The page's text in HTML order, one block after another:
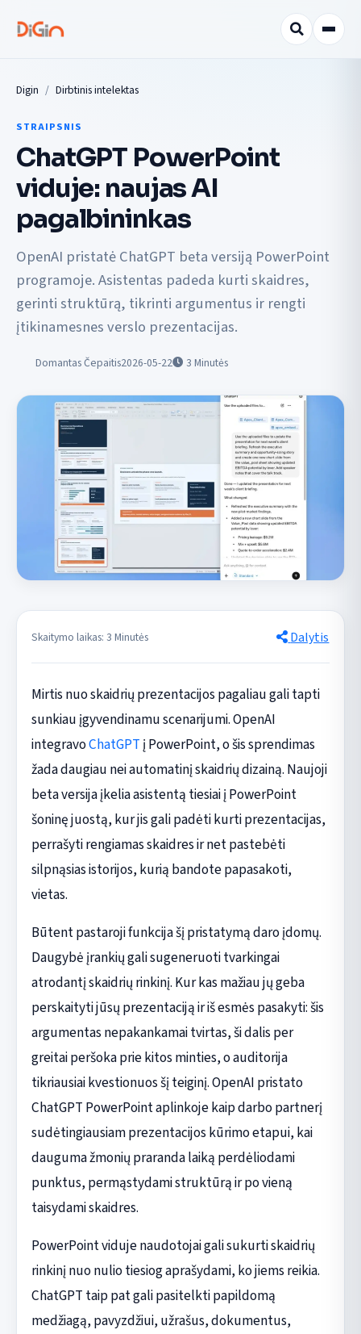
Digin Dirbtinis intelektas
STRAIPSNIS
ChatGPT PowerPoint
viduje: naujas AI
pagalbininkas
OpenAI pristatė ChatGPT beta versiją PowerPoint
programoje. Asistentas padeda kurti skaidres,
gerinti struktūrą, tikrinti argumentus ir rengti
įtikinamesnes verslo prezentacijas.
Domantas Čepaitis2026-05-22 3 Minutės
Skaitymo laikas: 3 Minutės Dalytis
Mirtis nuo skaidrių prezentacijos pagaliau gali tapti
sunkiau įgyvendinamu scenarijumi. OpenAI
integravoChatGPT į PowerPoint, o šis sprendimas
žada daugiau nei automatinį skaidrių dizainą. Naujoji
beta versija įkelia asistentą tiesiai į PowerPoint
šoninę juostą, kur jis gali padėti kurti prezentacijas,
perrašyti rengiamas skaidres ir net pastebėti
silpnąsias istorijos, kurią bandote papasakoti,
vietas.
Būtent pastaroji funkcija šį pristatymą daro įdomų.
Daugybė įrankių gali sugeneruoti tvarkingai
atrodantį skaidrių rinkinį. Kur kas mažiau jų geba
perskaityti jūsų prezentaciją ir iš esmės pasakyti: šis
argumentas nepakankamai tvirtas, ši dalis per
greitai peršoka prie kitos minties, o auditorija
tikriausiai kvestionuos šį teiginį. OpenAI pristato
ChatGPT PowerPoint aplinkoje kaip darbo partnerį
sudėtingiausiam prezentacijos kūrimo etapui, kai
dauguma žmonių praranda laiką perdėliodami
punktus, permąstydami struktūrą ir po vieną
taisydami skaidres.
PowerPoint viduje naudotojai gali sukurti skaidrių
rinkinį nuo nulio tiesiog aprašydami, ko jiems reikia.
ChatGPT taip pat gali pasitelkti papildomą
medžiagą, pavyzdžiui, užrašus, dokumentus,